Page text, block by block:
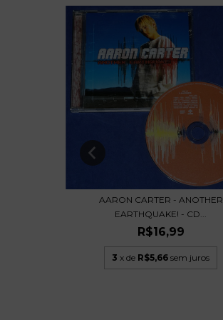
AARON CARTER - ANOTHER
EARTHQUAKE! - CD...
R$16,99
3 x de R$5,66 sem juros